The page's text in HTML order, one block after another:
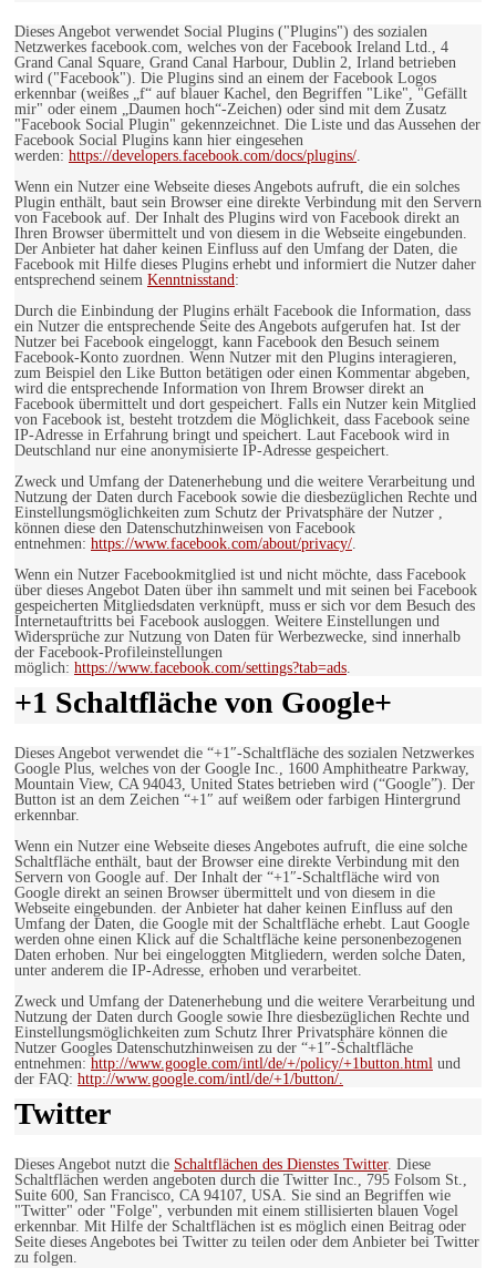
Dieses Angebot verwendet Social Plugins ("Plugins") des sozialen
Netzwerkes facebook.com, welches von der Facebook Ireland Ltd., 4
Grand Canal Square, Grand Canal Harbour, Dublin 2, Irland betrieben
wird ("Facebook"). Die Plugins sind an einem der Facebook Logos
erkennbar (weißes „f“ auf blauer Kachel, den Begriffen "Like", "Gefällt
mir" oder einem „Daumen hoch“-Zeichen) oder sind mit dem Zusatz
"Facebook Social Plugin" gekennzeichnet. Die Liste und das Aussehen der
Facebook Social Plugins kann hier eingesehen
werden: https://developers.facebook.com/docs/plugins/.
Wenn ein Nutzer eine Webseite dieses Angebots aufruft, die ein solches
Plugin enthält, baut sein Browser eine direkte Verbindung mit den Servern
von Facebook auf. Der Inhalt des Plugins wird von Facebook direkt an
Ihren Browser übermittelt und von diesem in die Webseite eingebunden.
Der Anbieter hat daher keinen Einfluss auf den Umfang der Daten, die
Facebook mit Hilfe dieses Plugins erhebt und informiert die Nutzer daher
entsprechend seinem Kenntnisstand:
Durch die Einbindung der Plugins erhält Facebook die Information, dass
ein Nutzer die entsprechende Seite des Angebots aufgerufen hat. Ist der
Nutzer bei Facebook eingeloggt, kann Facebook den Besuch seinem
Facebook-Konto zuordnen. Wenn Nutzer mit den Plugins interagieren,
zum Beispiel den Like Button betätigen oder einen Kommentar abgeben,
wird die entsprechende Information von Ihrem Browser direkt an
Facebook übermittelt und dort gespeichert. Falls ein Nutzer kein Mitglied
von Facebook ist, besteht trotzdem die Möglichkeit, dass Facebook seine
IP-Adresse in Erfahrung bringt und speichert. Laut Facebook wird in
Deutschland nur eine anonymisierte IP-Adresse gespeichert.
Zweck und Umfang der Datenerhebung und die weitere Verarbeitung und
Nutzung der Daten durch Facebook sowie die diesbezüglichen Rechte und
Einstellungsmöglichkeiten zum Schutz der Privatsphäre der Nutzer ,
können diese den Datenschutzhinweisen von Facebook
entnehmen: https://www.facebook.com/about/privacy/.
Wenn ein Nutzer Facebookmitglied ist und nicht möchte, dass Facebook
über dieses Angebot Daten über ihn sammelt und mit seinen bei Facebook
gespeicherten Mitgliedsdaten verknüpft, muss er sich vor dem Besuch des
Internetauftritts bei Facebook ausloggen. Weitere Einstellungen und
Widersprüche zur Nutzung von Daten für Werbezwecke, sind innerhalb
der Facebook-Profileinstellungen
möglich: https://www.facebook.com/settings?tab=ads.
+1 Schaltfläche von Google+
Dieses Angebot verwendet die “+1″-Schaltfläche des sozialen Netzwerkes
Google Plus, welches von der Google Inc., 1600 Amphitheatre Parkway,
Mountain View, CA 94043, United States betrieben wird (“Google”). Der
Button ist an dem Zeichen “+1″ auf weißem oder farbigen Hintergrund
erkennbar.
Wenn ein Nutzer eine Webseite dieses Angebotes aufruft, die eine solche
Schaltfläche enthält, baut der Browser eine direkte Verbindung mit den
Servern von Google auf. Der Inhalt der “+1″-Schaltfläche wird von
Google direkt an seinen Browser übermittelt und von diesem in die
Webseite eingebunden. der Anbieter hat daher keinen Einfluss auf den
Umfang der Daten, die Google mit der Schaltfläche erhebt. Laut Google
werden ohne einen Klick auf die Schaltfläche keine personenbezogenen
Daten erhoben. Nur bei eingeloggten Mitgliedern, werden solche Daten,
unter anderem die IP-Adresse, erhoben und verarbeitet.
Zweck und Umfang der Datenerhebung und die weitere Verarbeitung und
Nutzung der Daten durch Google sowie Ihre diesbezüglichen Rechte und
Einstellungsmöglichkeiten zum Schutz Ihrer Privatsphäre können die
Nutzer Googles Datenschutzhinweisen zu der “+1″-Schaltfläche
entnehmen: http://www.google.com/intl/de/+/policy/+1button.html und
der FAQ: http://www.google.com/intl/de/+1/button/.
Twitter
Dieses Angebot nutzt die Schaltflächen des Dienstes Twitter. Diese
Schaltflächen werden angeboten durch die Twitter Inc., 795 Folsom St.,
Suite 600, San Francisco, CA 94107, USA. Sie sind an Begriffen wie
"Twitter" oder "Folge", verbunden mit einem stillisierten blauen Vogel
erkennbar. Mit Hilfe der Schaltflächen ist es möglich einen Beitrag oder
Seite dieses Angebotes bei Twitter zu teilen oder dem Anbieter bei Twitter
zu folgen.